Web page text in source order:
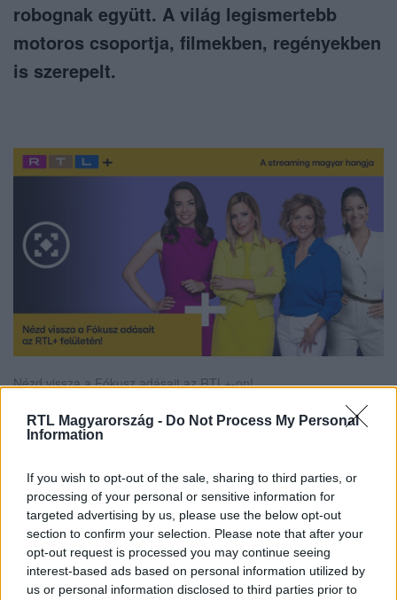
RTL Magyarország - Do Not Process My Personal
Information
If you wish to opt-out of the sale, sharing to third parties, or
processing of your personal or sensitive information for
targeted advertising by us, please use the below opt-out
section to confirm your selection. Please note that after your
opt-out request is processed you may continue seeing
interest-based ads based on personal information utilized by
us or personal information disclosed to third parties prior to
robognak együtt. A világ legismertebb
motoros csoportja, filmekben, regényekben
is szerepelt.
Nézd vissza a Fókusz adásait az RTL+-on!
legyen a Google-találatokban!